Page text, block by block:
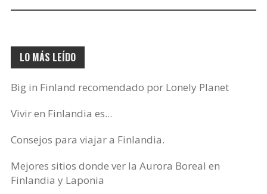
electrónico…
LO MÁS LEÍDO
Big in Finland recomendado por Lonely Planet
Vivir en Finlandia es...
Consejos para viajar a Finlandia.
Mejores sitios donde ver la Aurora Boreal en
Finlandia y Laponia